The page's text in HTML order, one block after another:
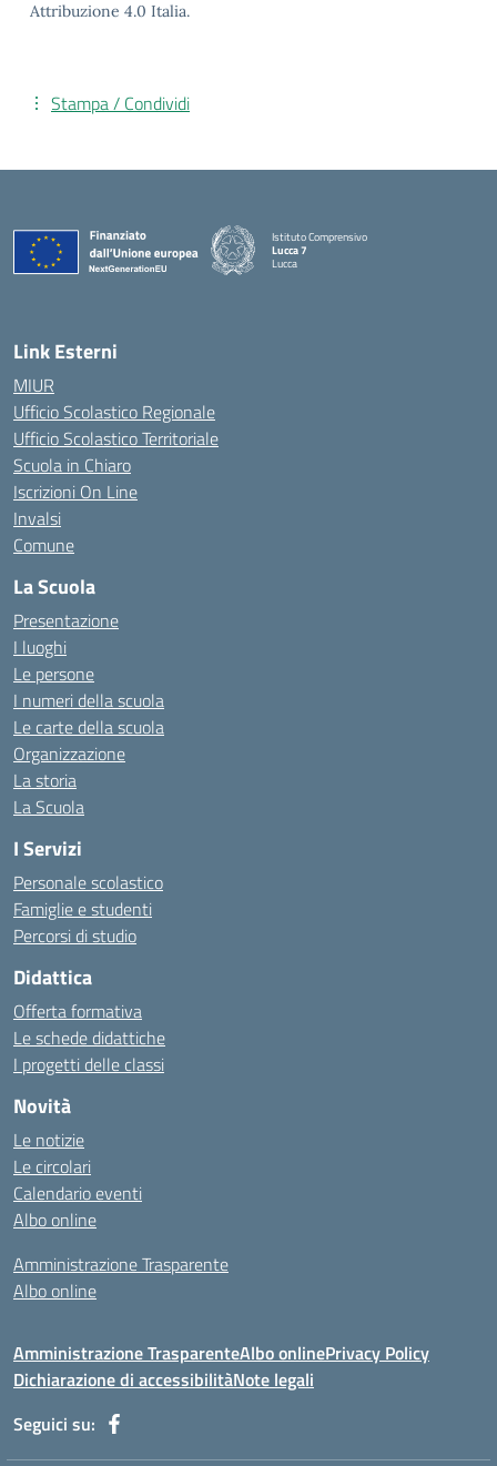
Attribuzione 4.0 Italia.
Stampa / Condividi
Istituto Comprensivo
Lucca 7
Lucca
Link Esterni
MIUR
Ufficio Scolastico Regionale
Ufficio Scolastico Territoriale
Scuola in Chiaro
Iscrizioni On Line
Invalsi
Comune
La Scuola
Presentazione
I luoghi
Le persone
I numeri della scuola
Le carte della scuola
Organizzazione
La storia
La Scuola
I Servizi
Personale scolastico
Famiglie e studenti
Percorsi di studio
Didattica
Offerta formativa
Le schede didattiche
I progetti delle classi
Novità
Le notizie
Le circolari
Calendario eventi
Albo online
Amministrazione Trasparente
Albo online
Amministrazione TrasparenteAlbo onlinePrivacy Policy
Dichiarazione di accessibilitàNote legali
Seguici su: